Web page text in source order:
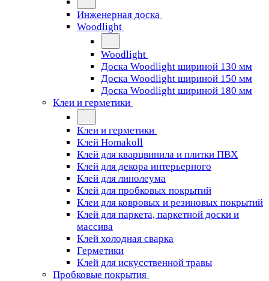
Инженерная доска
Woodlight
Woodlight
Доска Woodlight шириной 130 мм
Доска Woodlight шириной 150 мм
Доска Woodlight шириной 180 мм
Клеи и герметики
Клеи и герметики
Клей Homakoll
Клей для кварцвинила и плитки ПВХ
Клей для декора интерьерного
Клей для линолеума
Клей для пробковых покрытий
Клеи для ковровых и резиновых покрытий
Клей для паркета, паркетной доски и
массива
Клей холодная сварка
Герметики
Клей для искусственной травы
Пробковые покрытия